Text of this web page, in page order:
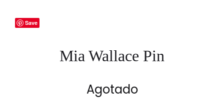
Save
Mia Wallace Pin
Agotado